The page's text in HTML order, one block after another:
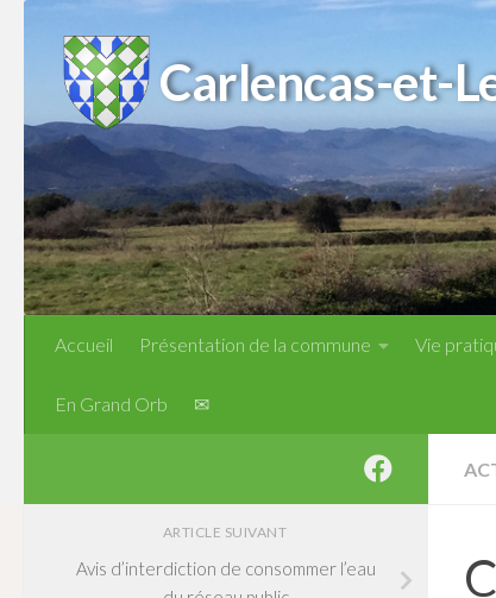
Skip to content
Carlencas-et-
Accueil Présentation de la commune Vie
En Grand Orb ✉
ARTICLE SUIVANT
Avis d’interdiction de consommer l’eau